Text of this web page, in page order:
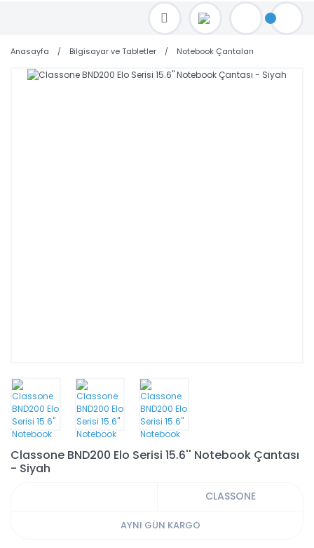
TOPTAN FİYAT ALMAK İÇİN satis@toptanbilgisayar.net MAİL ATINIZ.
SİPARİŞLERİNİZİ AYNI GÜN KARGO İLE GÖNDERİYORUZ!
Anasayfa Bilgisayar ve Tabletler Notebook Çantaları
Classone BND200 Elo Serisi 15.6'' Notebook Çantası
- Siyah
CLASSONE
AYNI GÜN KARGO